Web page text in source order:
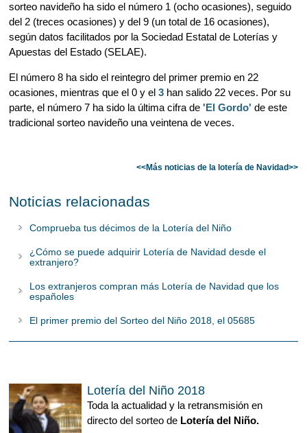
sorteo navideño ha sido el número 1 (ocho ocasiones), seguido
del 2 (treces ocasiones) y del 9 (un total de 16 ocasiones),
según datos facilitados por la Sociedad Estatal de Loterías y
Apuestas del Estado (SELAE).
El número 8 ha sido el reintegro del primer premio en 22
ocasiones, mientras que el 0 y el3 han salido 22 veces. Por su
parte, el número 7 ha sido la última cifra de'El Gordo' de este
tradicional sorteo navideño una veintena de veces.
<<Más noticias de la lotería de Navidad>>
Noticias relacionadas
Comprueba tus décimos de la Lotería del Niño
¿Cómo se puede adquirir Lotería de Navidad desde el
extranjero?
Los extranjeros compran más Lotería de Navidad que los
españoles
El primer premio del Sorteo del Niño 2018, el 05685
Lotería del Niño 2018
Toda la actualidad y la retransmisión en
directo del sorteo de Lotería del Niño.